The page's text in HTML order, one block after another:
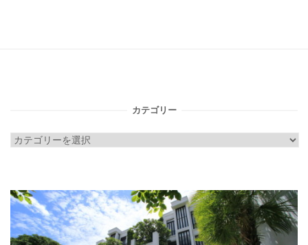
カテゴリー
カ
リ
ー